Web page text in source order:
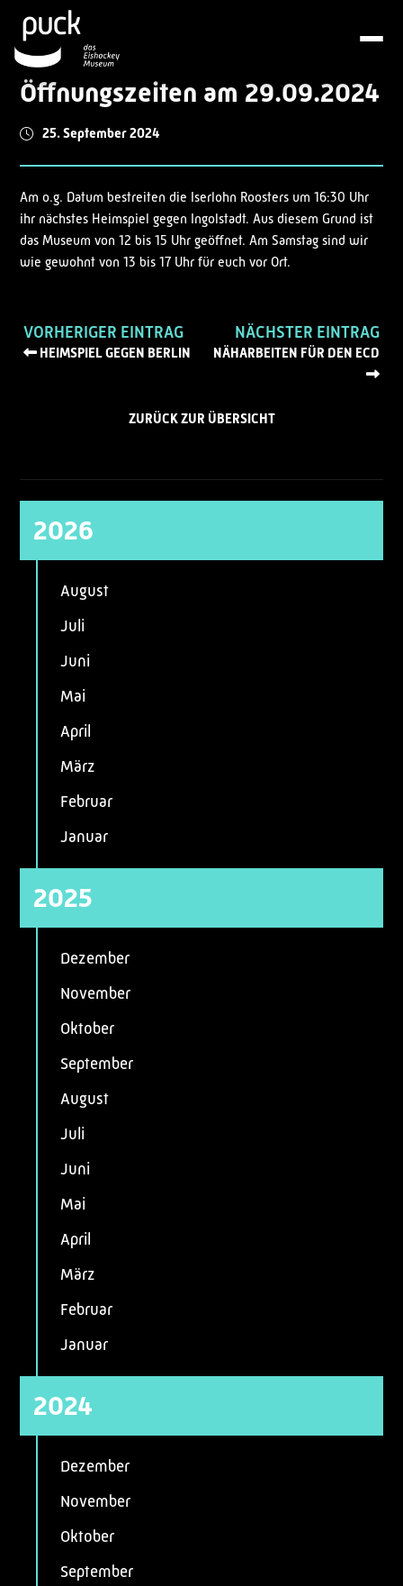
Öffnungszeiten am 29.09.2024
25. September 2024
Am o.g. Datum bestreiten die Iserlohn Roosters um 16:30 Uhr
ihr nächstes Heimspiel gegen Ingolstadt. Aus diesem Grund ist
das Museum von 12 bis 15 Uhr geöffnet. Am Samstag sind wir
wie gewohnt von 13 bis 17 Uhr für euch vor Ort.
VORHERIGER EINTRAG
HEIMSPIEL GEGEN BERLIN
NÄCHSTER EINTRAG
NÄHARBEITEN FÜR DEN ECD
ZURÜCK ZUR ÜBERSICHT
2026
August
Juli
Juni
Mai
April
März
Februar
Januar
2025
Dezember
November
Oktober
September
August
Juli
Juni
Mai
April
März
Februar
Januar
2024
Dezember
November
Oktober
September